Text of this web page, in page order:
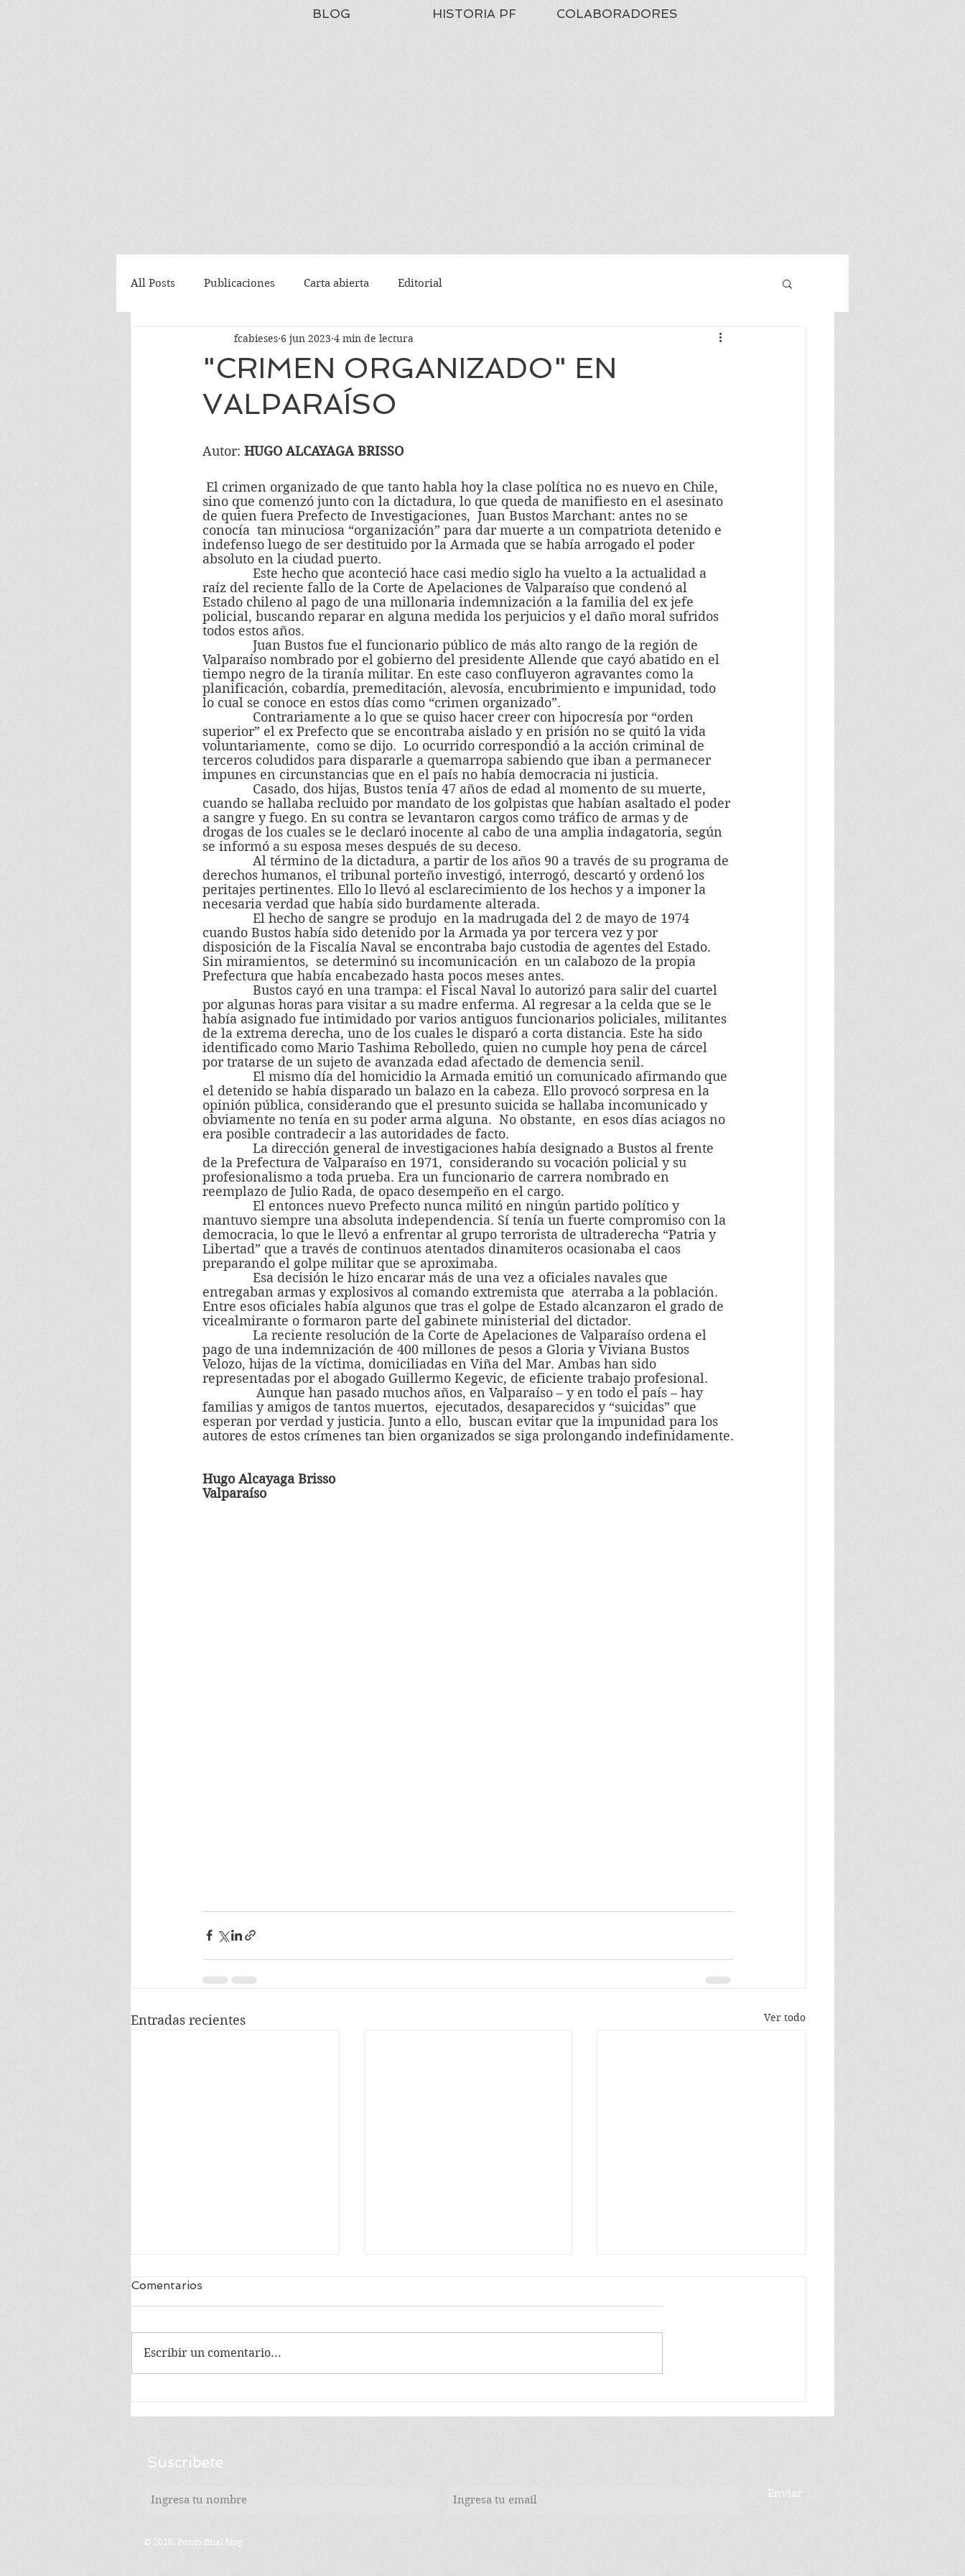
BLOG HISTORIA PF COLABORADORES
All Posts Publicaciones Carta abierta Editorial
"CRIMEN ORGANIZADO" EN
VALPARAÍSO
fcabieses 6 jun 2023 4 min de lectura
Autor: HUGO ALCAYAGA BRISSO
sino que comenzó junto con la dictadura, lo que queda de manifiesto en el asesinato
de quien fuera Prefecto de Investigaciones,  Juan Bustos Marchant: antes no se
conocía  tan minuciosa “organización” para dar muerte a un compatriota detenido e
indefenso luego de ser destituido por la Armada que se había arrogado el poder
absoluto en la ciudad puerto.
raíz del reciente fallo de la Corte de Apelaciones de Valparaíso que condenó al
Estado chileno al pago de una millonaria indemnización a la familia del ex jefe
policial, buscando reparar en alguna medida los perjuicios y el daño moral sufridos
todos estos años.
Valparaíso nombrado por el gobierno del presidente Allende que cayó abatido en el
tiempo negro de la tiranía militar. En este caso confluyeron agravantes como la
planificación, cobardía, premeditación, alevosía, encubrimiento e impunidad, todo
lo cual se conoce en estos días como “crimen organizado”.
superior” el ex Prefecto que se encontraba aislado y en prisión no se quitó la vida
voluntariamente,  como se dijo.  Lo ocurrido correspondió a la acción criminal de
terceros coludidos para dispararle a quemarropa sabiendo que iban a permanecer
impunes en circunstancias que en el país no había democracia ni justicia.
cuando se hallaba recluido por mandato de los golpistas que habían asaltado el poder
a sangre y fuego. En su contra se levantaron cargos como tráfico de armas y de
drogas de los cuales se le declaró inocente al cabo de una amplia indagatoria, según
se informó a su esposa meses después de su deceso.
derechos humanos, el tribunal porteño investigó, interrogó, descartó y ordenó los
peritajes pertinentes. Ello lo llevó al esclarecimiento de los hechos y a imponer la
necesaria verdad que había sido burdamente alterada.
cuando Bustos había sido detenido por la Armada ya por tercera vez y por
disposición de la Fiscalía Naval se encontraba bajo custodia de agentes del Estado.
Sin miramientos,  se determinó su incomunicación  en un calabozo de la propia
Prefectura que había encabezado hasta pocos meses antes.
por algunas horas para visitar a su madre enferma. Al regresar a la celda que se le
había asignado fue intimidado por varios antiguos funcionarios policiales, militantes
de la extrema derecha, uno de los cuales le disparó a corta distancia. Este ha sido
identificado como Mario Tashima Rebolledo, quien no cumple hoy pena de cárcel
por tratarse de un sujeto de avanzada edad afectado de demencia senil.
el detenido se había disparado un balazo en la cabeza. Ello provocó sorpresa en la
opinión pública, considerando que el presunto suicida se hallaba incomunicado y
obviamente no tenía en su poder arma alguna.  No obstante,  en esos días aciagos no
era posible contradecir a las autoridades de facto.
de la Prefectura de Valparaíso en 1971,  considerando su vocación policial y su
profesionalismo a toda prueba. Era un funcionario de carrera nombrado en
reemplazo de Julio Rada, de opaco desempeño en el cargo.
mantuvo siempre una absoluta independencia. Sí tenía un fuerte compromiso con la
democracia, lo que le llevó a enfrentar al grupo terrorista de ultraderecha “Patria y
Libertad” que a través de continuos atentados dinamiteros ocasionaba el caos
preparando el golpe militar que se aproximaba.
entregaban armas y explosivos al comando extremista que  aterraba a la población.
Entre esos oficiales había algunos que tras el golpe de Estado alcanzaron el grado de
vicealmirante o formaron parte del gabinete ministerial del dictador.
pago de una indemnización de 400 millones de pesos a Gloria y Viviana Bustos
Velozo, hijas de la víctima, domiciliadas en Viña del Mar. Ambas han sido
representadas por el abogado Guillermo Kegevic, de eficiente trabajo profesional.
familias y amigos de tantos muertos,  ejecutados, desaparecidos y “suicidas” que
esperan por verdad y justicia. Junto a ello,  buscan evitar que la impunidad para los
autores de estos crímenes tan bien organizados se siga prolongando indefinidamente.
Hugo Alcayaga Brisso
Valparaíso
Entradas recientes Ver todo
Comentarios
Escribir un comentario...
Suscribete
Enviar
© 2018. Punto final blog